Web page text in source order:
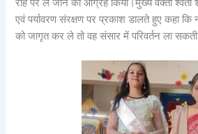
राह पर ले जाने का आग्रह किया।मुख्य वक्ता श्वेता
एवं पर्यावरण संरक्षण पर प्रकाश डालते हुए कहा
को जागृत कर ले तो वह संसार में परिवर्तन ला